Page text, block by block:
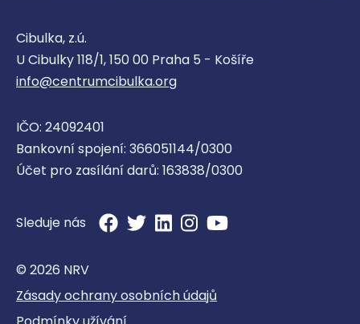
Cibulka, z.ú.
U Cibulky 118/1, 150 00 Praha 5 - Košíře
info@centrumcibulka.org
IČO: 24092401
Bankovní spojení: 366051144/0300
Účet pro zasílání darů: 163838/0300
Sleduje nás
© 2026 NRV
Zásady ochrany osobních údajů